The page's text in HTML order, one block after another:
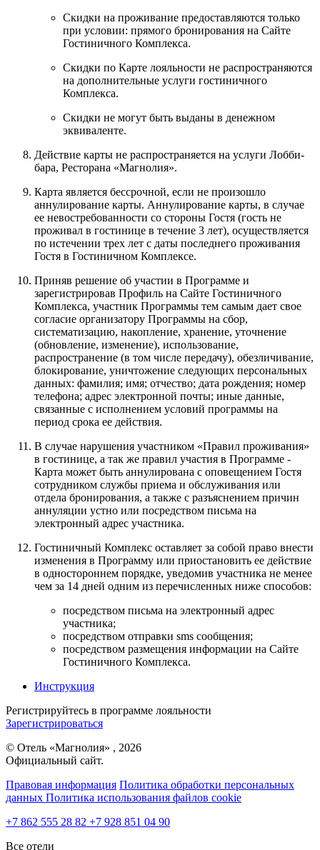
Скидки на проживание предоставляются только
при условии: прямого бронирования на Сайте
Гостиничного Комплекса.
Скидки по Карте лояльности не распространяются
на дополнительные услуги гостиничного
Комплекса.
Скидки не могут быть выданы в денежном
эквиваленте.
Действие карты не распространяется на услуги Лобби-
бара, Ресторана «Магнолия».
Карта является бессрочной, если не произошло
аннулирование карты. Аннулирование карты, в случае
ее невостребованности со стороны Гостя (гость не
проживал в гостинице в течение 3 лет), осуществляется
по истечении трех лет с даты последнего проживания
Гостя в Гостиничном Комплексе.
Приняв решение об участии в Программе и
зарегистрировав Профиль на Сайте Гостиничного
Комплекса, участник Программы тем самым дает свое
согласие организатору Программы на сбор,
систематизацию, накопление, хранение, уточнение
(обновление, изменение), использование,
распространение (в том числе передачу), обезличивание,
блокирование, уничтожение следующих персональных
данных: фамилия; имя; отчество; дата рождения; номер
телефона; адрес электронной почты; иные данные,
связанные с исполнением условий программы на
период срока ее действия.
В случае нарушения участником «Правил проживания»
в гостинице, а так же правил участия в Программе -
Карта может быть аннулирована с оповещением Гостя
сотрудником службы приема и обслуживания или
отдела бронирования, а также с разъяснением причин
аннуляции устно или посредством письма на
электронный адрес участника.
Гостиничный Комплекс оставляет за собой право внести
изменения в Программу или приостановить ее действие
в одностороннем порядке, уведомив участника не менее
чем за 14 дней одним из перечисленных ниже способов:
посредством письма на электронный адрес
участника;
посредством отправки sms сообщения;
посредством размещения информации на Сайте
Гостиничного Комплекса.
Инструкция
Регистрируйтесь в программе лояльности
Зарегистрироваться
© Отель «Магнолия» , 2026
Официальный сайт.
Правовая информация Политика обработки персональных
данных Политика использования файлов cookie
+7 862 555 28 82 +7 928 851 04 90
Все отели